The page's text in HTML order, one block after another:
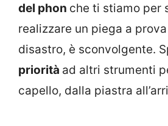
del phon che ti stiamo per
realizzare un piega a
disastro, è sconvolgente.
priorità ad altri strumenti
capello, dalla piastra